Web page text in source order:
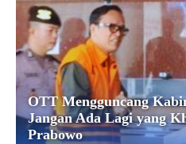
OTT Mengguncang
Jangan Ada Lagi yang
Prabowo